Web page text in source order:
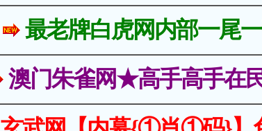
最老牌白虎网内部一尾
澳门朱雀网★高手高手在